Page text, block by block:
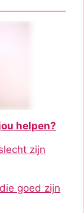
helpen?
zijn
goed zijn